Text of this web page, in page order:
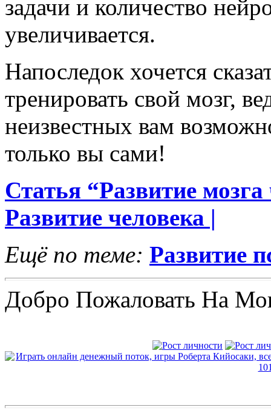
задачи и количество
увеличивается.
Напоследок хочется
тренировать свой мозг,
неизвестных вам
только вы сами!
Статья “Развитие
Развитие человека |
Ещё по теме: Развитие
Добро Пожаловать На